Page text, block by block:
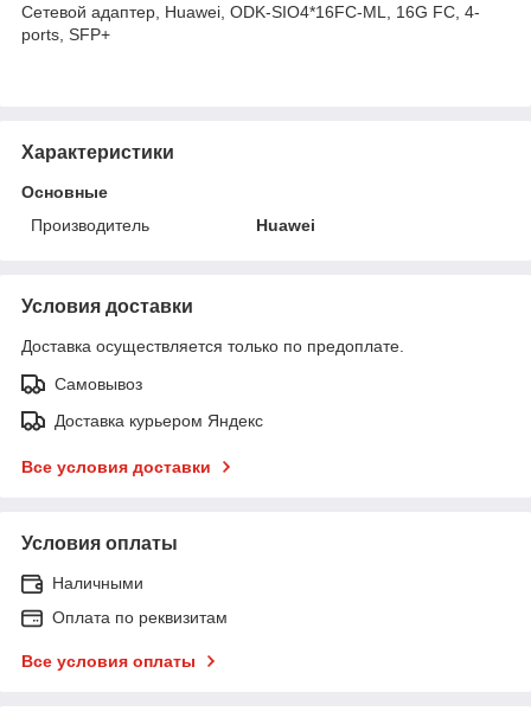
Сетевой адаптер, Huawei, ODK-SIO4*16FC-ML, 16G FC, 4-
ports, SFP+
Характеристики
Основные
Производитель
Huawei
Условия доставки
Доставка осуществляется только по предоплате.
Самовывоз
Доставка курьером Яндекс
Все условия доставки
Условия оплаты
Наличными
Оплата по реквизитам
Все условия оплаты